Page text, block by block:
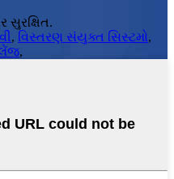
સુરક્ષિત.
, વિસ્તરણ સંયુક્ત સિસ્ટમો,
,